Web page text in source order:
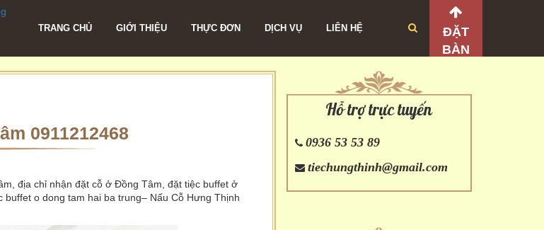
TRANG CHỦ GIỚI THIỆU THỰC ĐƠN DỊCH VỤ LIÊN HỆ
ĐẶT
BÀN
0911212468
địa chỉ nhận đặt cỗ ở Đồng Tâm, đặt tiệc buffet ở
o dong tam hai ba trung– Nấu Cỗ Hưng Thịnh
Hỗ trợ trực tuyến
0936 53 53 89
tiechungthinh@gmail.com